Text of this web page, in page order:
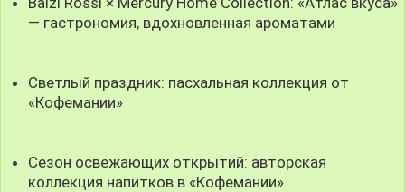
— гастрономия, вдохновленная ароматами
Светлый праздник: пасхальная коллекция от
«Кофемании»
Сезон освежающих открытий: авторская
коллекция напитков в «Кофемании»